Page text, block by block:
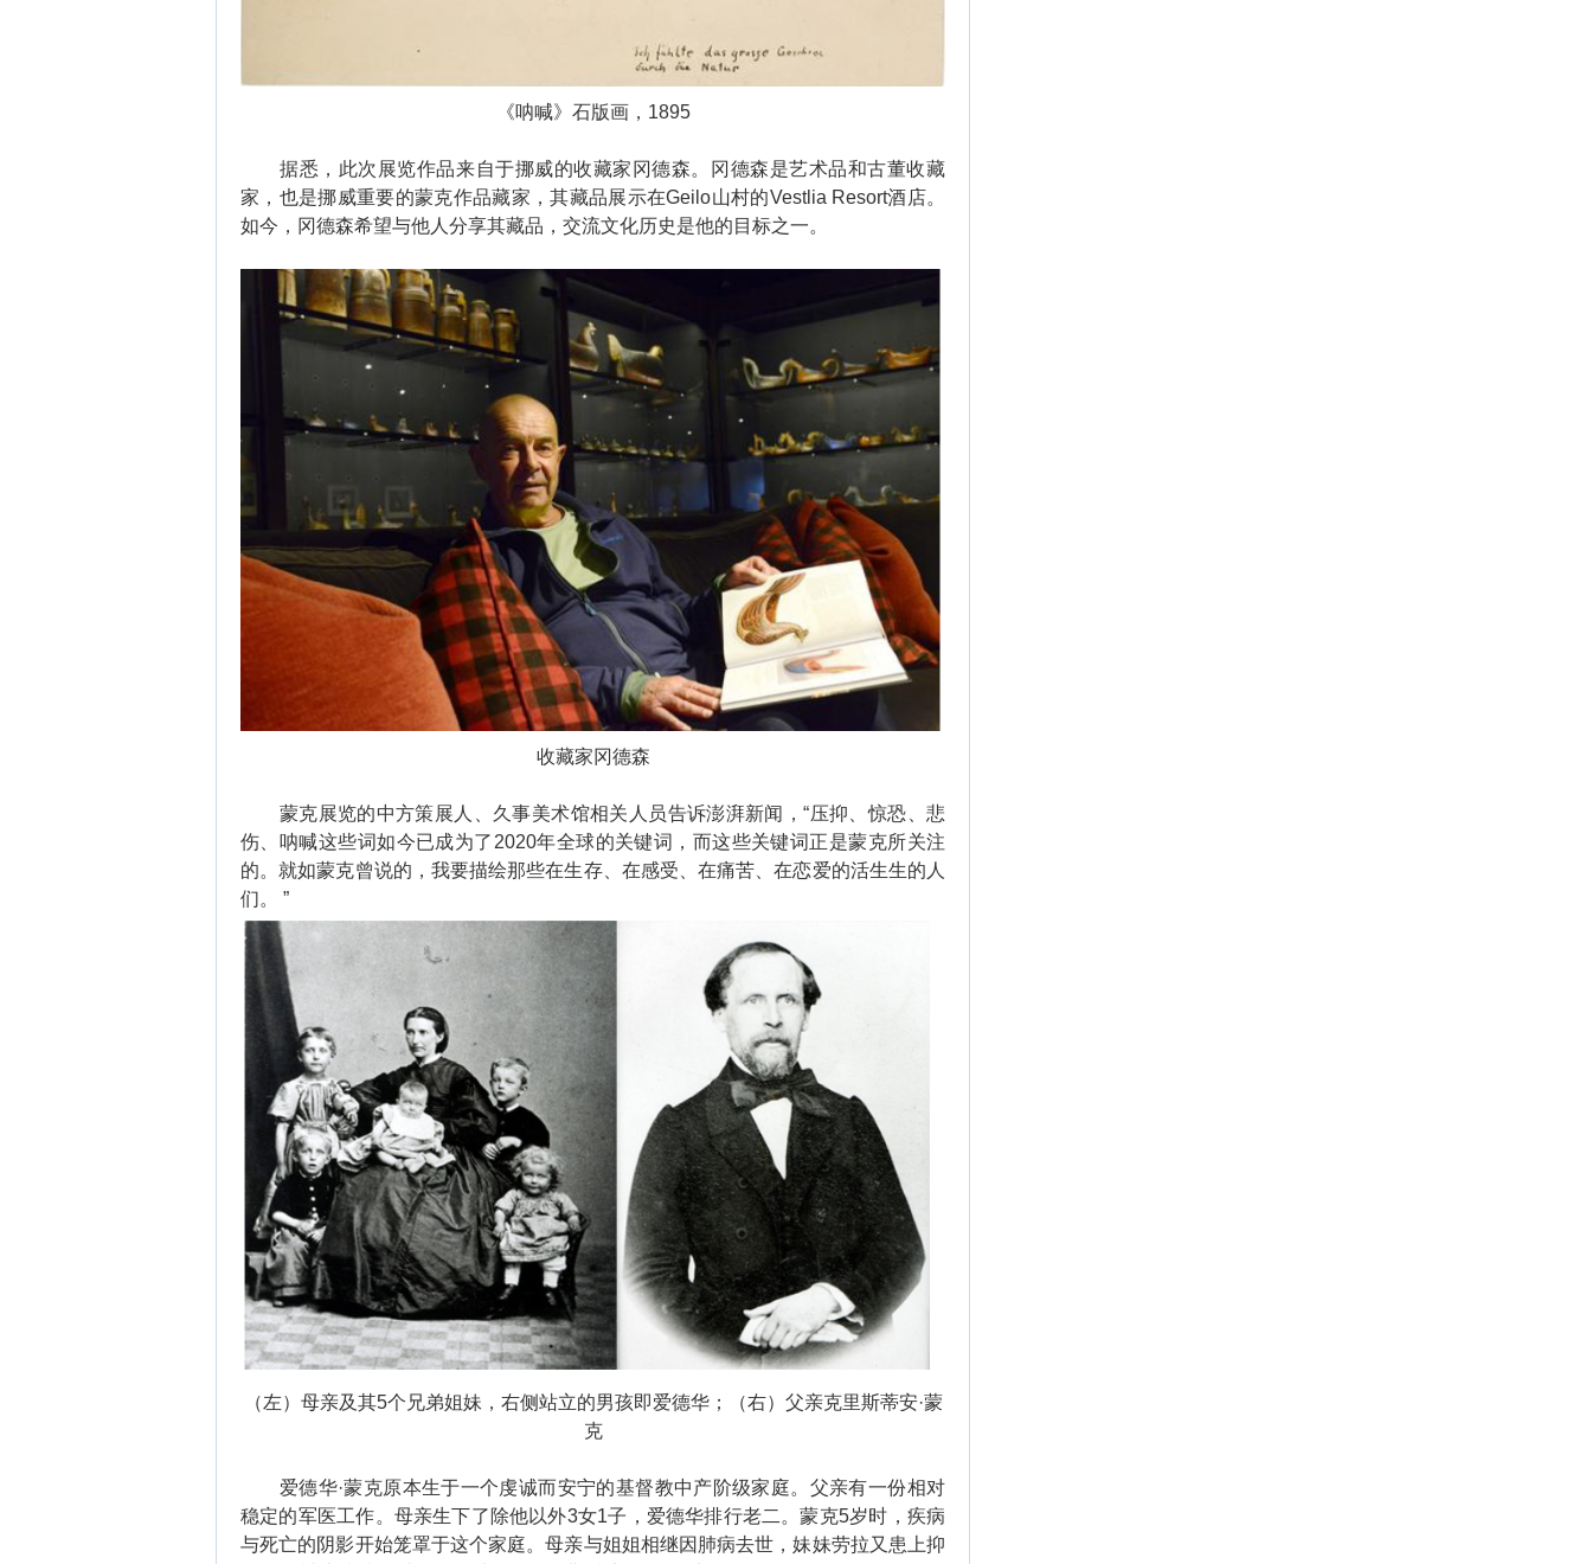
《呐喊》石版画，1895
据悉，此次展览作品来自于挪威的收藏家冈德森。冈德森是艺术品和古董收藏
家，也是挪威重要的蒙克作品藏家，其藏品展示在Geilo山村的Vestlia Resort酒店。
如今，冈德森希望与他人分享其藏品，交流文化历史是他的目标之一。
收藏家冈德森
蒙克展览的中方策展人、久事美术馆相关人员告诉澎湃新闻，“压抑、惊恐、悲
伤、呐喊这些词如今已成为了2020年全球的关键词，而这些关键词正是蒙克所关注
的。就如蒙克曾说的，我要描绘那些在生存、在感受、在痛苦、在恋爱的活生生的人
们。 ”
（左）母亲及其5个兄弟姐妹，右侧站立的男孩即爱德华；（右）父亲克里斯蒂安·蒙
克
爱德华·蒙克原本生于一个虔诚而安宁的基督教中产阶级家庭。父亲有一份相对
稳定的军医工作。母亲生下了除他以外3女1子，爱德华排行老二。蒙克5岁时，疾病
与死亡的阴影开始笼罩于这个家庭。母亲与姐姐相继因肺病去世，妹妹劳拉又患上抑